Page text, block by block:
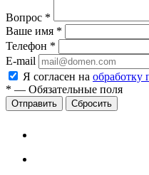
Вопрос *
Ваше имя *
Телефон *
E-mail
Я согласен на обработку
* — Обязательные поля
Сбросить